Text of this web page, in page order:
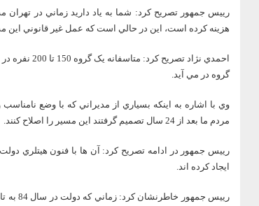
هزينه کرده است، اين در حالي است که عمل غير قانوني اين
احمدي
گروه در مي آيد.
وي با اشاره به اينکه بسياري از مديراني که با وضع
مردم ما بعد از 24 سال تصميم گرفتند اين مسير را اصلاح کنند.
ايجاد کرده اند.
رييس